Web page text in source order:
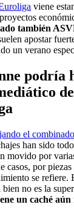
viene
también
apostar
un verano
podría
el
han sido
movido por
por piezas
se refiere.
no es la
un caché aún